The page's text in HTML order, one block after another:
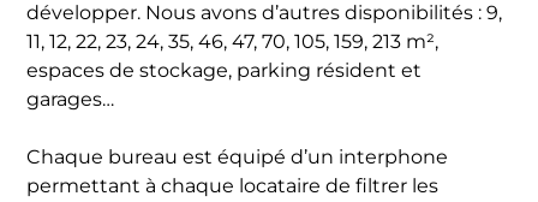
développer. Nous avons d’autres disponibilités : 9,
11, 12, 22, 23, 24, 35, 46, 47, 70, 105, 159, 213 m²,
espaces de stockage, parking résident et
garages…
Chaque bureau est équipé d’un interphone
permettant à chaque locataire de filtrer les